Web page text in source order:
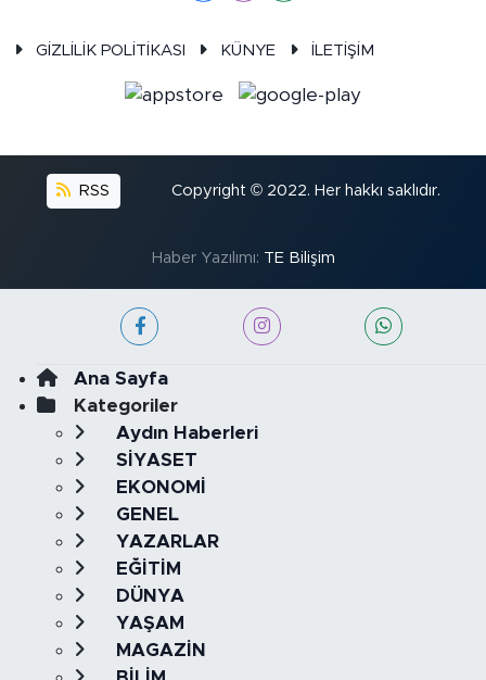
GİZLİLİK POLİTİKASI KÜNYE İLETİŞİM
RSS Copyright © 2022. Her hakkı saklıdır.
Haber Yazılımı: TE Bilişim
Ana Sayfa
Kategoriler
Aydın Haberleri
SİYASET
EKONOMİ
GENEL
YAZARLAR
EĞİTİM
DÜNYA
YAŞAM
MAGAZİN